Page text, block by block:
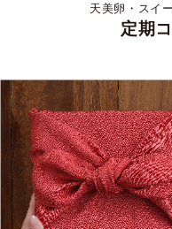
天美卵・スイ
定期